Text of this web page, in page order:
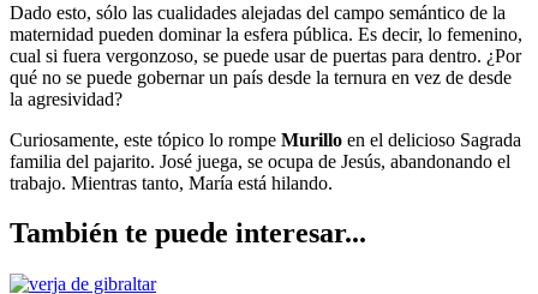
Dado esto, sólo las cualidades alejadas del campo semántico de la
maternidad pueden dominar la esfera pública. Es decir, lo femenino,
cual si fuera vergonzoso, se puede usar de puertas para dentro. ¿Por
qué no se puede gobernar un país desde la ternura en vez de desde
la agresividad?
Curiosamente, este tópico lo rompe Murillo en el delicioso Sagrada
familia del pajarito. José juega, se ocupa de Jesús, abandonando el
trabajo. Mientras tanto, María está hilando.
También te puede interesar...